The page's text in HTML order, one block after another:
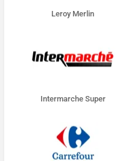
Leroy Merlin
Intermarche Super